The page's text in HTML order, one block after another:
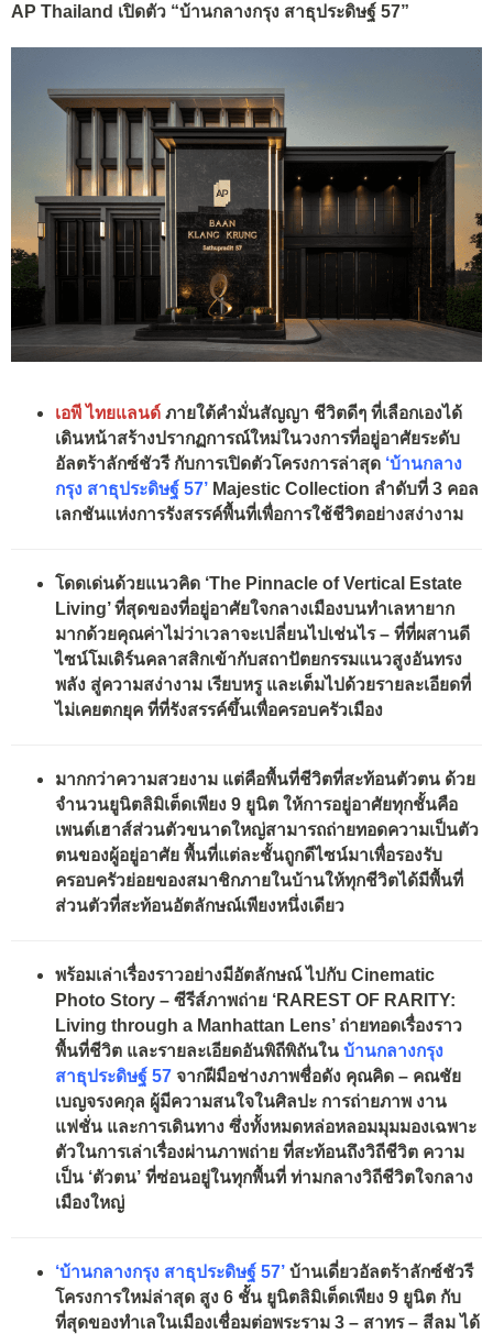
AP Thailand เปิดตัว “บ้านกลางกรุง สาธุประดิษฐ์ 57”
เอพี ไทยแลนด์ ภายใต้คำมั่นสัญญา ชีวิตดีๆ ที่เลือกเองได้
เดินหน้าสร้างปรากฏการณ์ใหม่ในวงการที่อยู่อาศัยระดับ
อัลตร้าลักซ์ชัวรี กับการเปิดตัวโครงการล่าสุด ‘บ้านกลาง
กรุง สาธุประดิษฐ์ 57’ Majestic Collection ลำดับที่ 3 คอล
เลกชันแห่งการรังสรรค์พื้นที่เพื่อการใช้ชีวิตอย่างสง่างาม
โดดเด่นด้วยแนวคิด ‘The Pinnacle of Vertical Estate
Living’ที่สุดของที่อยู่อาศัยใจกลางเมืองบนทำเลหายาก
มากด้วยคุณค่าไม่ว่าเวลาจะเปลี่ยนไปเช่นไร – ที่ที่ผสานดี
ไซน์โมเดิร์นคลาสสิกเข้ากับสถาปัตยกรรมแนวสูงอันทรง
พลัง สู่ความสง่างาม เรียบหรู และเต็มไปด้วยรายละเอียดที่
ไม่เคยตกยุค ที่ที่รังสรรค์ขึ้นเพื่อครอบครัวเมือง
มากกว่าความสวยงาม แต่คือพื้นที่ชีวิตที่สะท้อนตัวตน ด้วย
จำนวนยูนิตลิมิเต็ดเพียง 9 ยูนิต ให้การอยู่อาศัยทุกชั้นคือ
เพนต์เฮาส์ส่วนตัวขนาดใหญ่สามารถถ่ายทอดความเป็นตัว
ตนของผู้อยู่อาศัย พื้นที่แต่ละชั้นถูกดีไซน์มาเพื่อรองรับ
ครอบครัวย่อยของสมาชิกภายในบ้านให้ทุกชีวิตได้มีพื้นที่
ส่วนตัวที่สะท้อนอัตลักษณ์เพียงหนึ่งเดียว
พร้อมเล่าเรื่องราวอย่างมีอัตลักษณ์ ไปกับ Cinematic
Photo Story – ซีรีส์ภาพถ่าย ‘RAREST OF RARITY:
Living through a Manhattan Lens’ ถ่ายทอดเรื่องราว
พื้นที่ชีวิต และรายละเอียดอันพิถีพิถันใน บ้านกลางกรุง
สาธุประดิษฐ์ 57 จากฝีมือช่างภาพชื่อดัง คุณคิด – คณชัย
เบญจรงคกุล ผู้มีความสนใจในศิลปะ การถ่ายภาพ งาน
แฟชั่น และการเดินทาง ซึ่งทั้งหมดหล่อหลอมมุมมองเฉพาะ
ตัวในการเล่าเรื่องผ่านภาพถ่าย ที่สะท้อนถึงวิถีชีวิต ความ
เป็น ‘ตัวตน’ ที่ซ่อนอยู่ในทุกพื้นที่ ท่ามกลางวิถีชีวิตใจกลาง
เมืองใหญ่
‘บ้านกลางกรุง สาธุประดิษฐ์ 57’ บ้านเดี่ยวอัลตร้าลักซ์ชัวรี
โครงการใหม่ล่าสุด สูง 6 ชั้น ยูนิตลิมิเต็ดเพียง 9 ยูนิต กับ
ที่สุดของทำเลในเมืองเชื่อมต่อพระราม 3 – สาทร – สีลม ได้